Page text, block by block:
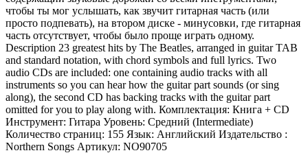
чтобы ты мог услышать, как звучит гитарная часть (или
просто подпевать), на втором диске - минусовки, где гитарная
часть отсутствует, чтобы было проще играть одному.
Description 23 greatest hits by The Beatles, arranged in guitar TAB
and standard notation, with chord symbols and full lyrics. Two
audio CDs are included: one containing audio tracks with all
instruments so you can hear how the guitar part sounds (or sing
along), the second CD has backing tracks with the guitar part
omitted for you to play along with. Комплектация: Книга + CD
Инструмент: Гитара Уровень: Средний (Intermediate)
Количество страниц: 155 Язык: Английский Издательство :
Northern Songs Артикул: NO90705